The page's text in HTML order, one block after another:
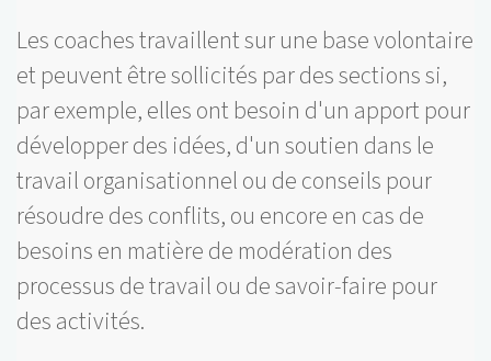
Les coaches travaillent sur une base volontaire
et peuvent être sollicités par des sections si,
par exemple, elles ont besoin d'un apport pour
développer des idées, d'un soutien dans le
travail organisationnel ou de conseils pour
résoudre des conflits, ou encore en cas de
besoins en matière de modération des
processus de travail ou de savoir-faire pour
des activités.